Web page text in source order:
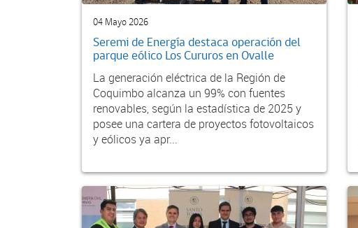
04 Mayo 2026
Seremi de Energía destaca operación del
parque eólico Los Cururos en Ovalle
La generación eléctrica de la Región de
Coquimbo alcanza un 99% con fuentes
renovables, según la estadística de 2025 y
posee una cartera de proyectos fotovoltaicos
y eólicos ya apr...